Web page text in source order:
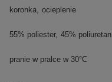
koronka ocieplenie
55% poliester 45% poliuretan
pranie w pralce w 30°C